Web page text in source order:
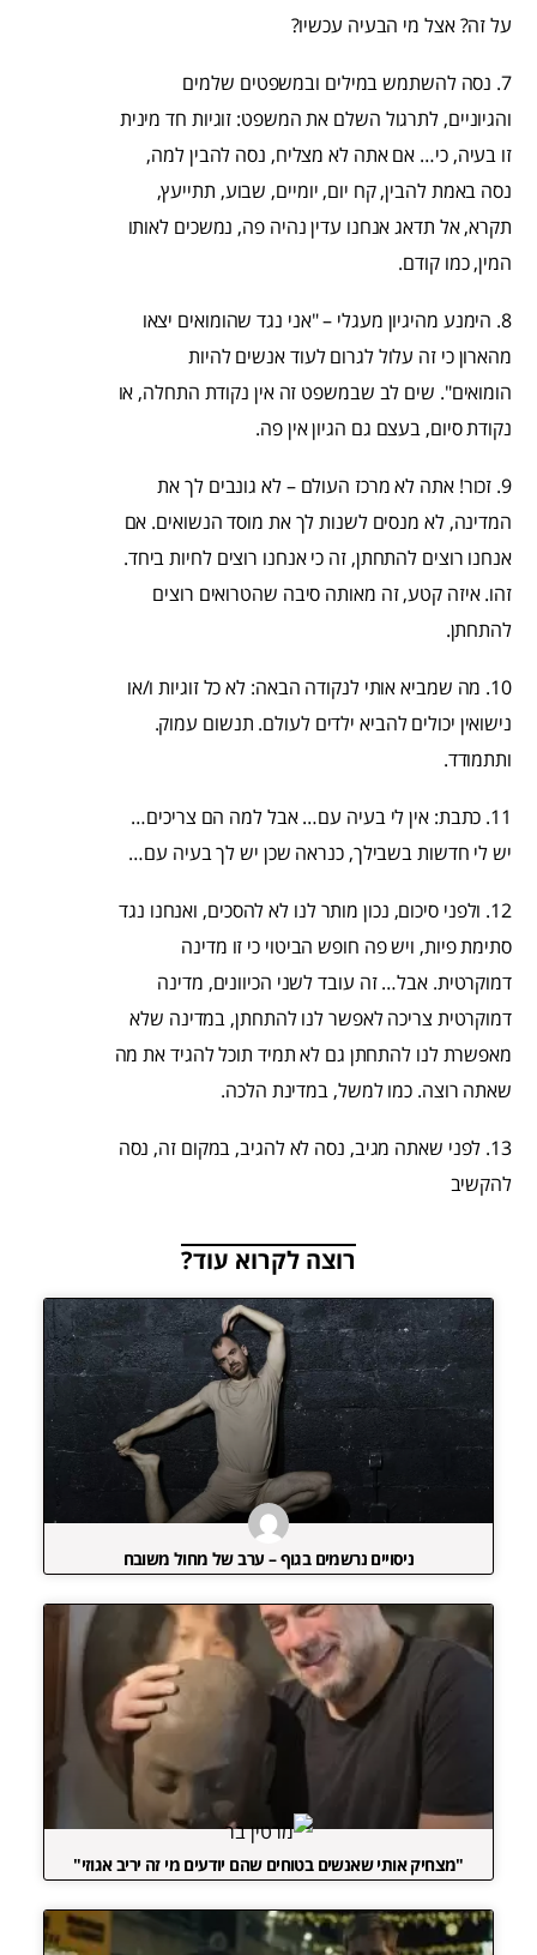
על זה? אצל מי הבעיה עכשיו?
7. נסה להשתמש במילים ובמשפטים שלמים
והגיוניים, לתרגול השלם את המשפט: זוגיות חד מינית
זו בעיה, כי… אם אתה לא מצליח, נסה להבין למה,
נסה באמת להבין, קח יום, יומיים, שבוע, תתייעץ,
תקרא, אל תדאג אנחנו עדין נהיה פה, נמשכים לאותו
המין, כמו קודם.
8. הימנע מהיגיון מעגלי – "אני נגד שהומואים יצאו
מהארון כי זה עלול לגרום לעוד אנשים להיות
הומואים". שים לב שבמשפט זה אין נקודת התחלה, או
נקודת סיום, בעצם גם הגיון אין פה.
9. זכור! אתה לא מרכז העולם – לא גונבים לך את
המדינה, לא מנסים לשנות לך את מוסד הנשואים. אם
אנחנו רוצים להתחתן, זה כי אנחנו רוצים לחיות ביחד.
זהו. איזה קטע, זה מאותה סיבה שהטרואים רוצים
להתחתן.
10. מה שמביא אותי לנקודה הבאה: לא כל זוגיות ו/או
נישואין יכולים להביא ילדים לעולם. תנשום עמוק.
ותתמודד.
11. כתבת: אין לי בעיה עם… אבל למה הם צריכים…
יש לי חדשות בשבילך, כנראה שכן יש לך בעיה עם…
12. ולפני סיכום, נכון מותר לנו לא להסכים, ואנחנו נגד
סתימת פיות, ויש פה חופש הביטוי כי זו מדינה
דמוקרטית. אבל… זה עובד לשני הכיוונים, מדינה
דמוקרטית צריכה לאפשר לנו להתחתן, במדינה שלא
מאפשרת לנו להתחתן גם לא תמיד תוכל להגיד את מה
שאתה רוצה. כמו למשל, במדינת הלכה.
13. לפני שאתה מגיב, נסה לא להגיב, במקום זה, נסה
להקשיב
רוצה לקרוא עוד?
ניסויים נרשמים בגוף – ערב של מחול משובח
"מצחיק אותי שאנשים בטוחים שהם יודעים מי זה יריב אגוזי"